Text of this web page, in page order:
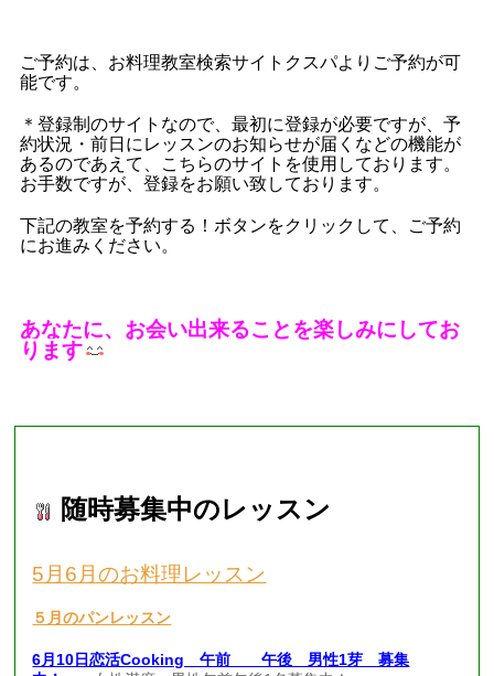
ご予約は、お料理教室検索サイトクスパよりご予約が可
能です。
＊登録制のサイトなので、最初に登録が必要ですが、予
約状況・前日にレッスンのお知らせが届くなどの機能が
あるのであえて、こちらのサイトを使用しております。
お手数ですが、登録をお願い致しております。
下記の教室を予約する！ボタンをクリックして、ご予約
にお進みください。
あなたに、お会い出来ることを楽しみにしてお
ります
随時募集中のレッスン
5月6月のお料理レッスン
５月のパンレッスン
6月10日恋活Cooking 午前 午後 男性1芽 募集